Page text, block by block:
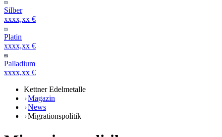
Silber
xxxx,xx €
Platin
xxxx,xx €
Palladium
xxxx,xx €
Kettner Edelmetalle
Magazin
News
Migrationspolitik